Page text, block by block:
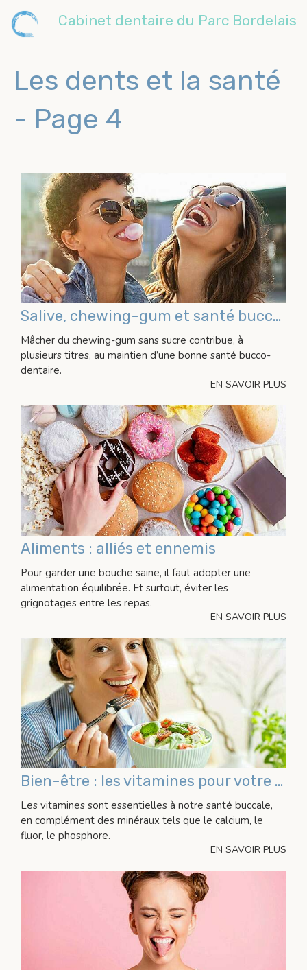
Cabinet dentaire du Parc Bordelais
Les dents et la santé
- Page 4
Salive, chewing-gum et santé bucco-dentaire
Mâcher du chewing-gum sans sucre contribue, à
plusieurs titres, au maintien d’une bonne santé bucco-
dentaire.
EN SAVOIR PLUS
Aliments : alliés et ennemis
Pour garder une bouche saine, il faut adopter une
alimentation équilibrée. Et surtout, éviter les
grignotages entre les repas.
EN SAVOIR PLUS
Bien-être : les vitamines pour votre santé bucco-dentaire
Les vitamines sont essentielles à notre santé buccale,
en complément des minéraux tels que le calcium, le
fluor, le phosphore.
EN SAVOIR PLUS